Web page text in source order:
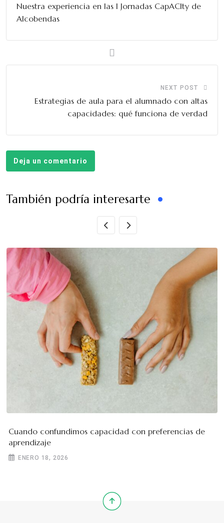
Nuestra experiencia en las I Jornadas CapACIty de
Alcobendas
NEXT POST
Estrategias de aula para el alumnado con altas
capacidades: qué funciona de verdad
Deja un comentario
También podría interesarte
Cuando confundimos capacidad con preferencias de
aprendizaje
ENERO 18, 2026